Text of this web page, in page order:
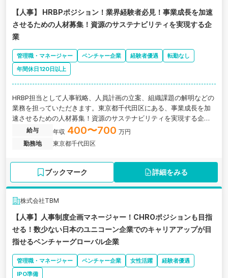
【人事】 HRBPポジション！業界経験者必見！事業成長を加速
させるための人材募集！資源のサステナビリティを実現する企
業
管理職・マネージャー ベンチャー企業 経験者優遇
転勤なし
年間休日120日以上
HRBP担当として人事戦略、人員計画の立案、組織課題の解明などの
業務を担っていただきます。東京都千代田区にある、事業成長を加
速させるための人材募集！資源のサステナビリティを実現する企業
の求人です。
給与 年収 400〜700 万円
勤務地
東京都千代田区
ブックマーク 詳細をみる
株式会社TBM
【人事】人事制度企画マネージャー！CHROポジションも目指
せる！数少ない日本のユニコーン企業でのキャリアアップが目
指せるベンチャーグローバル企業
管理職・マネージャー ベンチャー企業 女性活躍
経験者優遇
IPO準備